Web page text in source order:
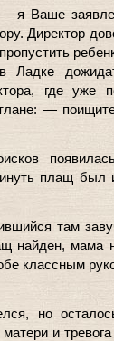
— я Ваше
Директор
Ладке
где уже
—
плащ был
там
найден, мама
классным
но осталось
и тревога